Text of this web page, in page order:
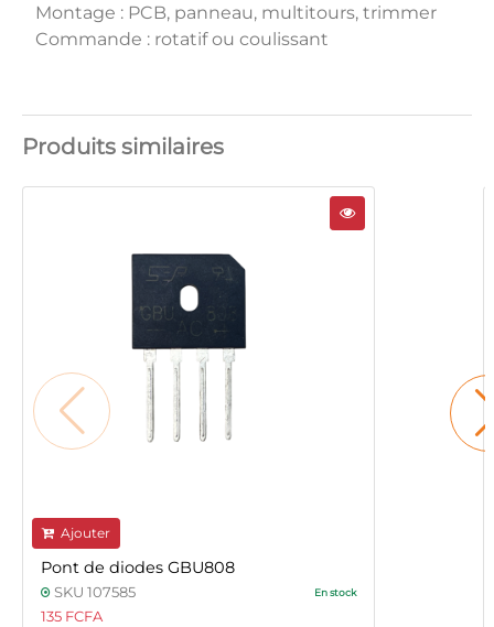
Montage : PCB, panneau, multitours, trimmer
Commande : rotatif ou coulissant
Produits similaires
Ajouter
Pont de diodes GBU808
SKU 107585 En stock
135 FCFA